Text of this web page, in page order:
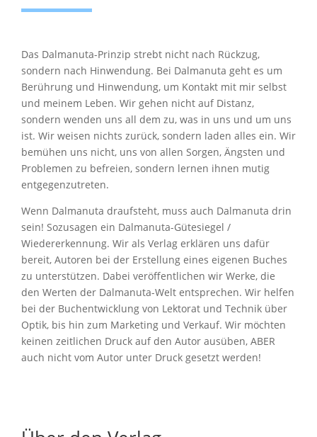
Das Dalmanuta-Prinzip strebt nicht nach Rückzug,
sondern nach Hinwendung. Bei Dalmanuta geht es um
Berührung und Hinwendung, um Kontakt mit mir selbst
und meinem Leben. Wir gehen nicht auf Distanz,
sondern wenden uns all dem zu, was in uns und um uns
ist. Wir weisen nichts zurück, sondern laden alles ein. Wir
bemühen uns nicht, uns von allen Sorgen, Ängsten und
Problemen zu befreien, sondern lernen ihnen mutig
entgegenzutreten.
Wenn Dalmanuta draufsteht, muss auch Dalmanuta drin
sein! Sozusagen ein Dalmanuta-Gütesiegel /
Wiedererkennung. Wir als Verlag erklären uns dafür
bereit, Autoren bei der Erstellung eines eigenen Buches
zu unterstützen. Dabei veröffentlichen wir Werke, die
den Werten der Dalmanuta-Welt entsprechen. Wir helfen
bei der Buchentwicklung von Lektorat und Technik über
Optik, bis hin zum Marketing und Verkauf. Wir möchten
keinen zeitlichen Druck auf den Autor ausüben, ABER
auch nicht vom Autor unter Druck gesetzt werden!